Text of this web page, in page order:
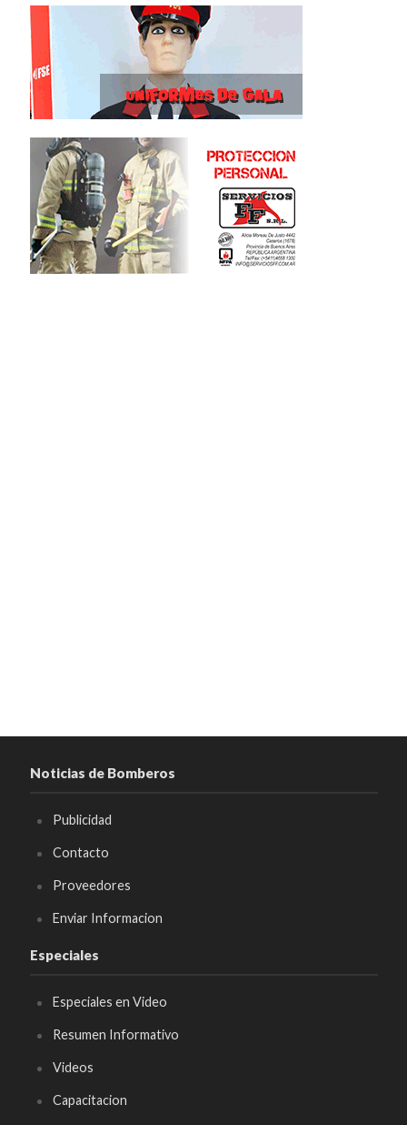
Noticias de Bomberos
Publicidad
Contacto
Proveedores
Enviar Informacion
Especiales
Especiales en Video
Resumen Informativo
Videos
Capacitacion